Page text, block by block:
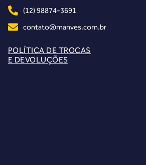
(12) 98874-3691
contato@manves.com.br
POLÍTICA DE TROCAS
E DEVOLUÇÕES